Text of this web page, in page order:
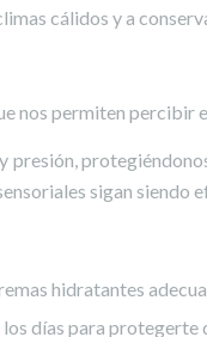
cálidos y a
nos permiten percibir
sigan siendo
hidratantes
días para protegerte